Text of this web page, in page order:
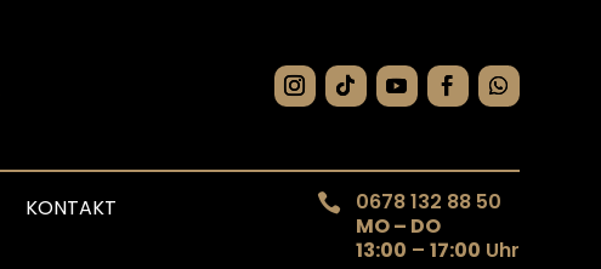
KONTAKT 
0678 132 88 50
MO – DO
13:00 – 17:00 Uhr